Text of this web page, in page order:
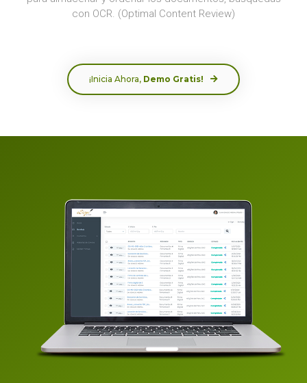
con OCR. (Optimal Content Review)
¡Inicia Ahora, Demo Gratis!